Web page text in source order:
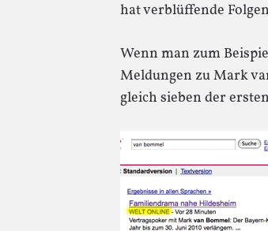
hat verblüffende
Wenn man zum
Meldungen zu Mark
gleich sieben der